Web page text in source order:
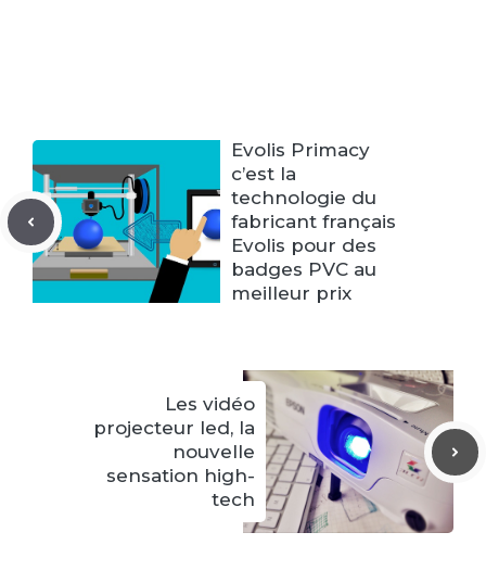
Evolis Primacy
c’est la
technologie du
fabricant français
Evolis pour des
badges PVC au
meilleur prix
Les vidéo
projecteur led, la
nouvelle
sensation high-
tech